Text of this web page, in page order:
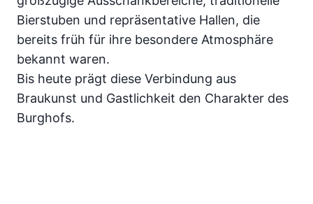
Bierstuben und repräsentative Hallen, die
bereits früh für ihre besondere Atmosphäre
bekannt waren.
Bis heute prägt diese Verbindung aus
Braukunst und Gastlichkeit den Charakter des
Burghofs.